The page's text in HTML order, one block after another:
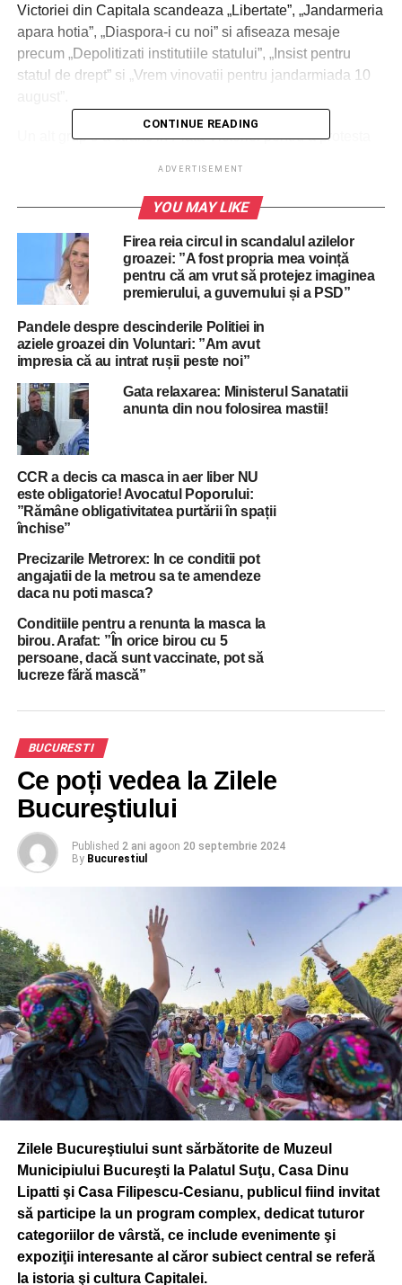
Victoriei din Capitala scandeaza „Libertate”, „Jandarmeria
apara hotia”, „Diaspora-i cu noi” si afiseaza mesaje
precum „Depolitizati institutiile statului”, „Insist pentru
statul de drept” si „Vrem vinovatii pentru jandarmiada 10
Un alt grup s-a strans in Piata Victoriei pentru a protesta
ADVERTISEMENT
Ei cer demisia Guvernului si scandeaza lozinci precum
„Jos oculta mondiala”, „Jos masca”, „Demisia”.
De asemenea, protestatarii afiseaza pancarte cu mesaje
precum „Valul doi suntem noi”, „Totul va fi bine”, „Fara
frica, fii patriot”, „Nu vrem puscarie medicala”, „COVID-ul
si pandemia au distrus economia”.
Viorel Catarama s-a comparat ulterior, la Romania TV, cu
Doina Cornea. „Luptam pentru libertati excat cum a luptat
v=640558630227078
RELATED TOPICS: 10 AUGUST
UP NEXT
Bucureștiul se întoarce 20 de ani în timp: După
Băsescu și Tăriceanu acum și Florin Călinescu
Universitatea Bucuresti a anuntat cum se vor
desfasura cursurile in noul an universitar
CONTINUE READING
ADVERTISEMENT
YOU MAY LIKE
Firea reia circul in scandalul azilelor
groazei: ”A fost propria mea voință
pentru că am vrut să protejez imaginea
premierului, a guvernului și a PSD”
Pandele despre descinderile Politiei in
aziele groazei din Voluntari: ”Am avut
impresia că au intrat rușii peste noi”
Gata relaxarea: Ministerul Sanatatii
anunta din nou folosirea mastii!
CCR a decis ca masca in aer liber NU
este obligatorie! Avocatul Poporului:
”Rămâne obligativitatea purtării în spații
închise”
Precizarile Metrorex: In ce conditii pot
angajatii de la metrou sa te amendeze
daca nu poti masca?
Conditiile pentru a renunta la masca la
birou. Arafat: ”În orice birou cu 5
persoane, dacă sunt vaccinate, pot să
lucreze fără mască”
BUCURESTI
Ce poți vedea la Zilele
Bucureştiului
Published 2 ani agoon 20 septembrie 2024
By Bucurestiul
Zilele Bucureştiului sunt sărbătorite de Muzeul
Municipiului Bucureşti la Palatul Suţu, Casa Dinu
Lipatti şi Casa Filipescu-Cesianu, publicul fiind invitat
să participe la un program complex, dedicat tuturor
categoriilor de vârstă, ce include evenimente şi
expoziţii interesante al căror subiect central se referă
la istoria şi cultura Capitalei.